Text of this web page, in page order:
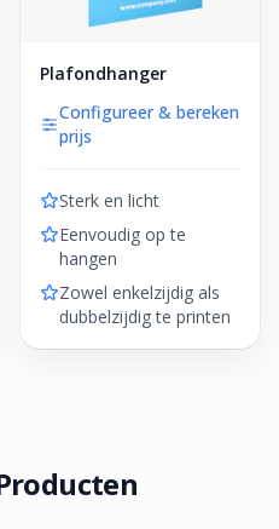
Plafondhanger
Configureer & bereken
prijs
Sterk en licht
Eenvoudig op te
hangen
Zowel enkelzijdig als
dubbelzijdig te printen